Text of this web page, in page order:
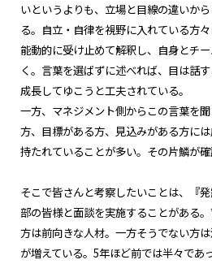
いというよりも、立場と目線の違いか
る。自立・自律を視野に入れている方
能動的に受け止めて解釈し、自身とチ
く。言葉を選ばずに述べれば、目は話
成長してゆこうと工夫されている。
一方、マネジメント側からこの言葉を
方、目標がある方、見込みがある方に
持たれていることが多い。その片鱗が
そこで皆さんと考察したいことは、『
部の皆様と面談を実施することがある
方は前向きな人材。一方そうでない方
が増えている。5年ほど前では半々であ